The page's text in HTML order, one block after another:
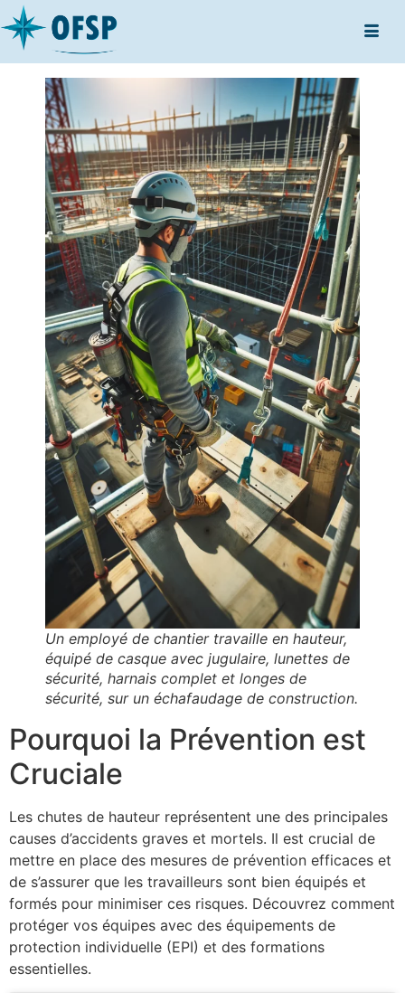
Un employé de chantier travaille en hauteur,
équipé de casque avec jugulaire, lunettes de
sécurité, harnais complet et longes de
sécurité, sur un échafaudage de construction.
Pourquoi la Prévention est
Cruciale
Les chutes de hauteur représentent une des principales
causes d’accidents graves et mortels. Il est crucial de
mettre en place des mesures de prévention efficaces et
de s’assurer que les travailleurs sont bien équipés et
formés pour minimiser ces risques. Découvrez comment
protéger vos équipes avec des équipements de
protection individuelle (EPI) et des formations
essentielles.